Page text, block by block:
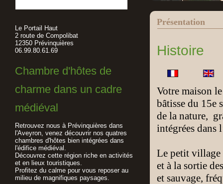
Le Portail Haut
2 route de Compolibat
12350 Prévinquières
06.99.80.61.69
Chambre d'hôtes de
charme dans un cadre
médiéval
Retrouvez nous à Prévinquières dans
l'Aveyron, venez découvrir nos quatres
chambres d'hôtes bien intégrées dans
l'édifice médiéval.
Découvrez cette région riche en activités
et en lieux touristiques.
Profitez du calme pour vous reposer au
milieu de magnifiques paysages.
Présentation
Histoire
Votre maison
bâtisse du 15e
de la nature,
intégrées dans
Le petit village
et à la sortie
et sauvage,